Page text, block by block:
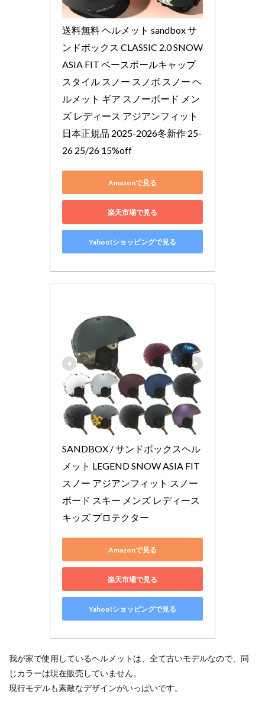
送料無料 ヘルメット sandbox サ
ンドボックス CLASSIC 2.0 SNOW
ASIA FIT ベースボールキャップ
スタイル スノー スノボ スノー ヘ
ルメット ギア スノーボード メン
ズ レディース アジアンフィット
日本正規品 2025-2026冬新作 25-
26 25/26 15%off
Amazonで見る
楽天市場で見る
Yahoo!ショッピングで見る
SANDBOX / サンドボックスヘル
メット LEGEND SNOW ASIA FIT
スノー アジアンフィット スノー
ボード スキー メンズ レディース
キッズ プロテクター
Amazonで見る
楽天市場で見る
Yahoo!ショッピングで見る
我が家で使用しているヘルメットは、全て古いモデルなので、同
じカラーは現在販売していません。
現行モデルも素敵なデザインがいっぱいです。